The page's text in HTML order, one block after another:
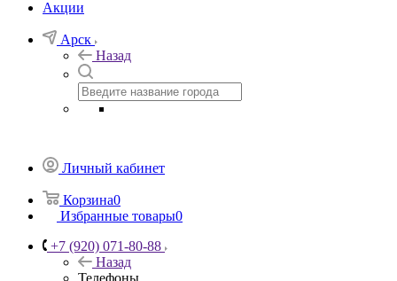
Акции
Арск
Назад
Личный кабинет
Корзина0
Избранные товары0
+7 (920) 071-80-88
Назад
Телефоны